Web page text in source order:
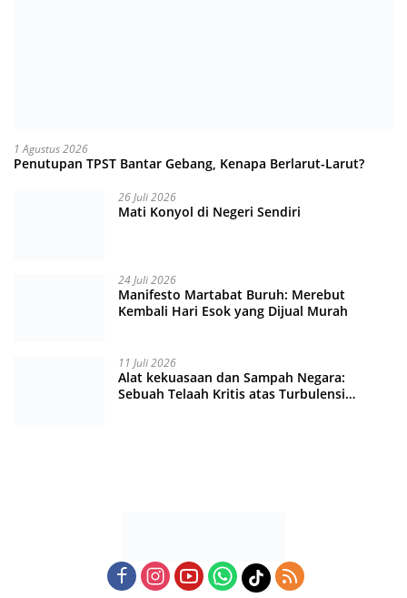
1 Agustus 2026
Penutupan TPST Bantar Gebang, Kenapa Berlarut-Larut?
26 Juli 2026
Mati Konyol di Negeri Sendiri
24 Juli 2026
Manifesto Martabat Buruh: Merebut
Kembali Hari Esok yang Dijual Murah
11 Juli 2026
Alat kekuasaan dan Sampah Negara:
Sebuah Telaah Kritis atas Turbulensi